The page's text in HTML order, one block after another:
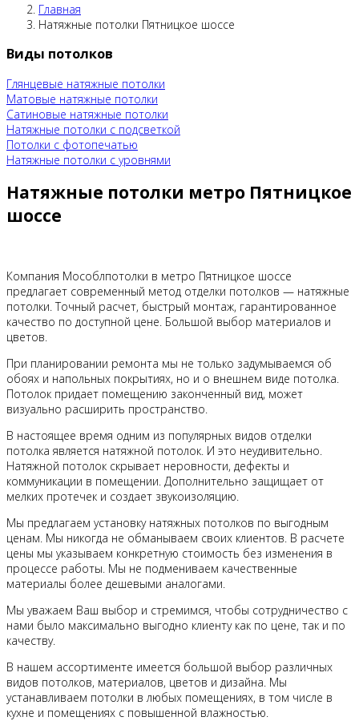
Главная
Натяжные потолки Пятницкое шоссе
Виды потолков
Глянцевые натяжные потолки
Матовые натяжные потолки
Сатиновые натяжные потолки
Натяжные потолки с подсветкой
Потолки c фотопечатью
Натяжные потолки c уровнями
Натяжные потолки метро Пятницкое
шоссе
Компания Мособлпотолки в метро Пятницкое шоссе
предлагает современный метод отделки потолков — натяжные
потолки. Точный расчет, быстрый монтаж, гарантированное
качество по доступной цене. Большой выбор материалов и
цветов.
При планировании ремонта мы не только задумываемся об
обоях и напольных покрытиях, но и о внешнем виде потолка.
Потолок придает помещению законченный вид, может
визуально расширить пространство.
В настоящее время одним из популярных видов отделки
потолка является натяжной потолок. И это неудивительно.
Натяжной потолок скрывает неровности, дефекты и
коммуникации в помещении. Дополнительно защищает от
мелких протечек и создает звукоизоляцию.
Мы предлагаем установку натяжных потолков по выгодным
ценам. Мы никогда не обманываем своих клиентов. В расчете
цены мы указываем конкретную стоимость без изменения в
процессе работы. Мы не подмениваем качественные
материалы более дешевыми аналогами.
Мы уважаем Ваш выбор и стремимся, чтобы сотрудничество с
нами было максимально выгодно клиенту как по цене, так и по
качеству.
В нашем ассортименте имеется большой выбор различных
видов потолков, материалов, цветов и дизайна. Мы
устанавливаем потолки в любых помещениях, в том числе в
кухне и помещениях с повышенной влажностью.